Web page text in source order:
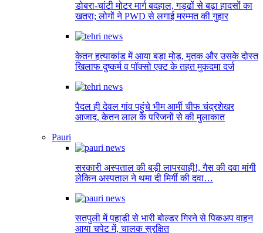
डोबरा-चांटी मोटर मार्ग बदहाल, गड्ढों से बढ़ा हादसों का
खतरा; लोगों ने PWD से लगाई मरम्मत की गुहार
केतन हत्याकांड में आया बड़ा मोड़, मृतक और उसके दोस्त
खिलाफ दुष्कर्म व पॉक्सो एक्ट के तहत मुकदमा दर्ज
पैदल ही देवल गांव पहुंचे भीम आर्मी चीफ चंद्रशेखर
आजाद, केतन लाल के परिजनों से की मुलाकात
Pauri
सरकारी अस्पताल की बड़ी लापरवाही!, गैस की दवा मांगी
लेकिन अस्पताल ने थमा दी मिर्गी की दवा…
सतपुली में पहाड़ी से भारी बोल्डर गिरने से पिकअप वाहन
आया चपेट में, चालक सुरक्षित